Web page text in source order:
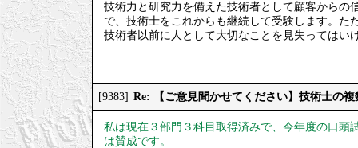
技術力と研究力を備えた技術者として顧客からの
で、技術士をこれからも継続して受験します。
技術者以前に人として大切なことを見失ってはい
[9383] Re: 【ご意見聞かせてください】技術士の
私は現在３部門３科目取得済みで、今年度の口頭
は賛成です。